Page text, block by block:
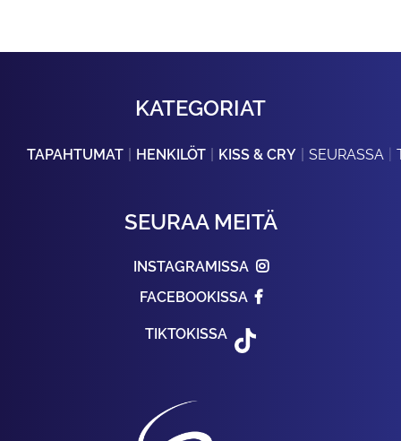
KATEGORIAT
TAPAHTUMAT HENKILÖT KISS & CRY SEURASSA
SEURAA MEITÄ
INSTAGRAMISSA
FACEBOOKISSA
TIKTOKISSA